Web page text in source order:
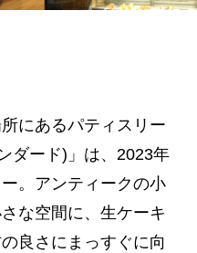
にあるパティスリー
ダード)」は、2023年
。アンティークの小
な空間に、生ケーキ
良さにまっすぐに向